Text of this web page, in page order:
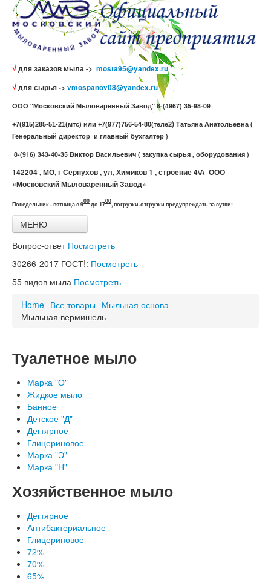
√для заказов мыла -> mosta95@yandex.ru
√для сырья -> vmospanov08@yandex.ru
ООО "Московский Мыловаренный Завод" 8-(4967) 35-98-09
+7(915)285-51-21(мтс) или +7(977)756-54-80(теле2) Татьяна Анатольевна (
Генеральный директор и главный бухгалтер )
8-(916) 343-40-35 Виктор Васильевич ( закупка сырья , оборудования )
142204 , МО, г Серпухов , ул, Химиков 1 , строение 4\А ООО
«Московский Мыловаренный Завод»
Понедельник - пятница с 9
00
до 17
00
,погрузки-отгрузки предупреждать за сутки!
МЕНЮ
Все товары
Связь с нами
ОСТОРОЖНО, НЕ НАШ ТОВАР!
Благодарности
Вопрос-ответ Посмотреть
30266-2017 ГОСТ!: Посмотреть
55 видов мыла Посмотреть
Home Все товары Мыльная основа
Мыльная вермишель
Туалетное мыло
Марка "О"
Жидкое мыло
Банное
Детское "Д"
Дегтярное
Глицериновое
Марка "Э"
Марка "Н"
Хозяйственное мыло
Дегтярное
Антибактериальное
Глицериновое
72%
70%
65%